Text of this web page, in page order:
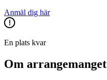
Anmäl dig här
En plats kvar
Om arrangemanget